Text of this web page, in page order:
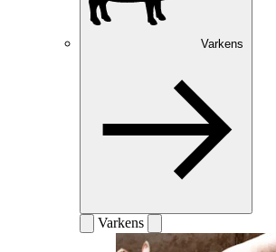
Varkens
Varkens